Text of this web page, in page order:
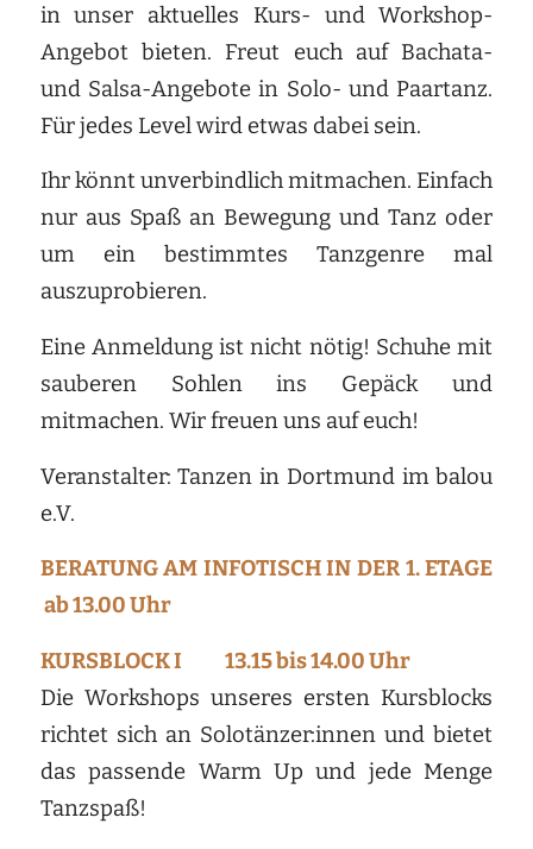
in unser aktuelles Kurs- und Workshop-
Angebot bieten. Freut euch auf Bachata-
und Salsa-Angebote in Solo- und Paartanz.
Für jedes Level wird etwas dabei sein.
Ihr könnt unverbindlich mitmachen. Einfach
nur aus Spaß an Bewegung und Tanz oder
um ein bestimmtes Tanzgenre mal
auszuprobieren.
Eine Anmeldung ist nicht nötig! Schuhe mit
sauberen Sohlen ins Gepäck und
mitmachen. Wir freuen uns auf euch!
Veranstalter: Tanzen in Dortmund im balou
e.V.
BERATUNG AM INFOTISCH IN DER 1. ETAGE
ab 13.00 Uhr
KURSBLOCK I 13.15 bis 14.00 Uhr
Die Workshops unseres ersten Kursblocks
richtet sich an Solotänzer:innen und bietet
das passende Warm Up und jede Menge
Tanzspaß!